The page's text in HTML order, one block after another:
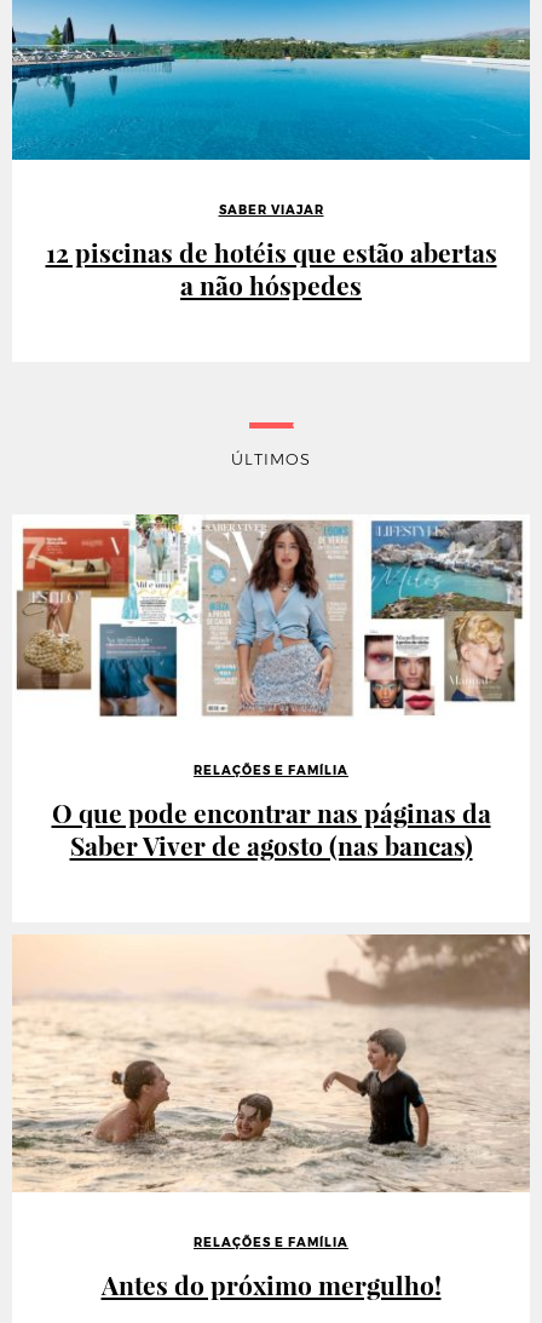
SABER VIAJAR
12 piscinas de hotéis que estão abertas
a não hóspedes
ÚLTIMOS
RELAÇÕES E FAMÍLIA
O que pode encontrar nas páginas da
Saber Viver de agosto (nas bancas)
RELAÇÕES E FAMÍLIA
Antes do próximo mergulho!